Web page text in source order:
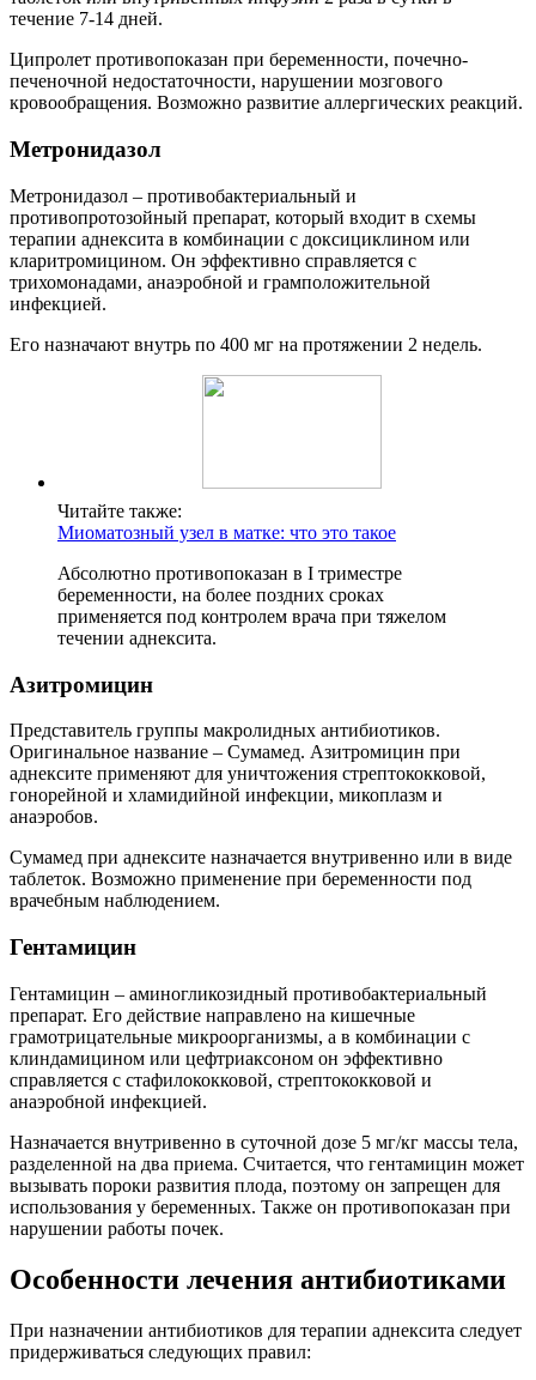
течение 7-14 дней.
Ципролет противопоказан при беременности, почечно-
печеночной недостаточности, нарушении мозгового
кровообращения. Возможно развитие аллергических реакций.
Метронидазол
Метронидазол – противобактериальный и
противопротозойный препарат, который входит в схемы
терапии аднексита в комбинации с доксициклином или
кларитромицином. Он эффективно справляется с
трихомонадами, анаэробной и грамположительной
инфекцией.
Его назначают внутрь по 400 мг на протяжении 2 недель.
Читайте также:
Миоматозный узел в матке: что это такое
Абсолютно противопоказан в I триместре
беременности, на более поздних сроках
применяется под контролем врача при тяжелом
течении аднексита.
Азитромицин
Представитель группы макролидных антибиотиков.
Оригинальное название – Сумамед. Азитромицин при
аднексите применяют для уничтожения стрептококковой,
гонорейной и хламидийной инфекции, микоплазм и
анаэробов.
Сумамед при аднексите назначается внутривенно или в виде
таблеток. Возможно применение при беременности под
врачебным наблюдением.
Гентамицин
Гентамицин – аминогликозидный противобактериальный
препарат. Его действие направлено на кишечные
грамотрицательные микроорганизмы, а в комбинации с
клиндамицином или цефтриаксоном он эффективно
справляется с стафилококковой, стрептококковой и
анаэробной инфекцией.
Назначается внутривенно в суточной дозе 5 мг/кг массы тела,
разделенной на два приема. Считается, что гентамицин может
вызывать пороки развития плода, поэтому он запрещен для
использования у беременных. Также он противопоказан при
нарушении работы почек.
Особенности лечения антибиотиками
При назначении антибиотиков для терапии аднексита следует
придерживаться следующих правил: